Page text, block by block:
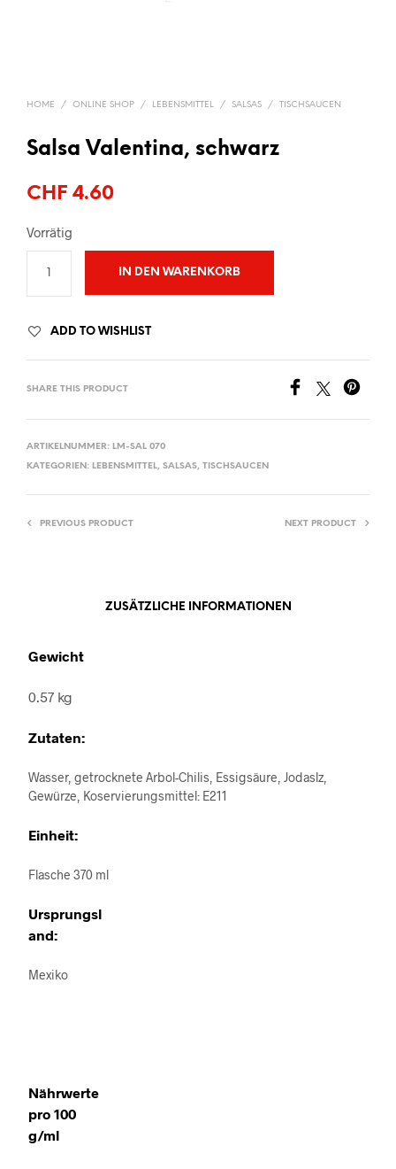
HOME / ONLINE SHOP / LEBENSMITTEL / SALSAS / TISCHSAUCEN
Salsa Valentina, schwarz
CHF 4.60
Vorrätig
IN DEN WARENKORB
ADD TO WISHLIST
SHARE THIS PRODUCT
ARTIKELNUMMER: LM-SAL 070
KATEGORIEN: LEBENSMITTEL, SALSAS, TISCHSAUCEN
PREVIOUS PRODUCT NEXT PRODUCT
ZUSÄTZLICHE INFORMATIONEN
Gewicht
0.57 kg
Zutaten:
Wasser, getrocknete Arbol-Chilis, Essigsäure, Jodaslz,
Gewürze, Koservierungsmittel: E211
Einheit:
Flasche 370 ml
Ursprungsl
and:
Mexiko
Nährwerte
pro 100
g/ml